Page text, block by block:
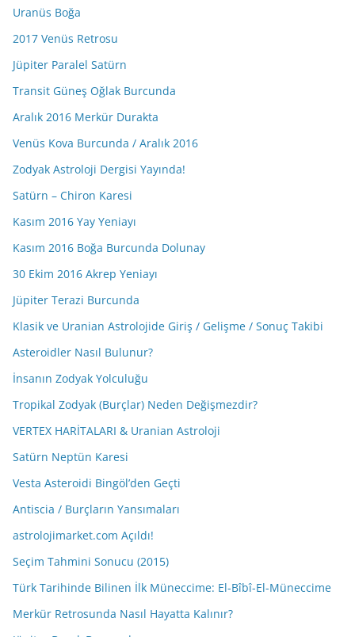
Uranüs Boğa
2017 Venüs Retrosu
Jüpiter Paralel Satürn
Transit Güneş Oğlak Burcunda
Aralık 2016 Merkür Durakta
Venüs Kova Burcunda / Aralık 2016
Zodyak Astroloji Dergisi Yayında!
Satürn – Chiron Karesi
Kasım 2016 Yay Yeniayı
Kasım 2016 Boğa Burcunda Dolunay
30 Ekim 2016 Akrep Yeniayı
Jüpiter Terazi Burcunda
Klasik ve Uranian Astrolojide Giriş / Gelişme / Sonuç Takibi
Asteroidler Nasıl Bulunur?
İnsanın Zodyak Yolculuğu
Tropikal Zodyak (Burçlar) Neden Değişmezdir?
VERTEX HARİTALARI & Uranian Astroloji
Satürn Neptün Karesi
Vesta Asteroidi Bingöl’den Geçti
Antiscia / Burçların Yansımaları
astrolojimarket.com Açıldı!
Seçim Tahmini Sonucu (2015)
Türk Tarihinde Bilinen İlk Müneccime: El-Bîbî-El-Müneccime
Merkür Retrosunda Nasıl Hayatta Kalınır?